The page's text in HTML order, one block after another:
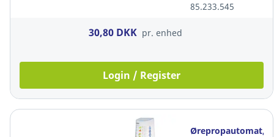
85.233.545
30,80 DKK pr. enhed
Login / Register
Ørepropautomat,